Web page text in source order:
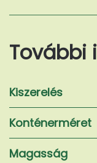
További
Kiszerelés
Konténerméret
Magasság